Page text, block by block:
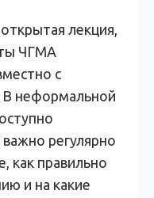
лекция,
ЧГМА
с
В неформальной
регулярно
как правильно
и на какие